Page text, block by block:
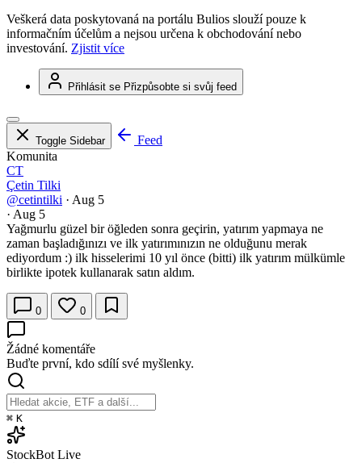
Veškerá data poskytovaná na portálu Bulios slouží pouze k
informačním účelům a nejsou určena k obchodování nebo
investování. Zjistit více
Přihlásit se Přizpůsobte si svůj feed
Toggle Sidebar
Feed
Komunita
CT
Çetin Tilki
@cetintilki · Aug 5
· Aug 5
Yağmurlu güzel bir öğleden sonra geçirin, yatırım yapmaya ne
zaman başladığınızı ve ilk yatırımınızın ne olduğunu merak
ediyordum :) ilk hisselerimi 10 yıl önce (bitti) ilk yatırım mülkümle
birlikte ipotek kullanarak satın aldım.
0 0
Žádné komentáře
Buďte první, kdo sdílí své myšlenky.
⌘ K
StockBot Live